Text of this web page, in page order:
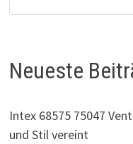
Neueste
Intex 68575 75047
und Stil vereint